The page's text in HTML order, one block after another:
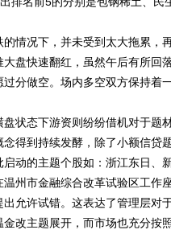
况下，并未受到太大拖累，
盘快速翻红，虽然午后有所回
分做空。场内多空双方保持着
态下游资则纷纷借机对于题
得到持续发酵，除了小额信贷
动的主题个股如：浙江东日、
温州市金融综合改革试验区工
允许试错。这表达了管理层对
改主题展开，而市场也充分按